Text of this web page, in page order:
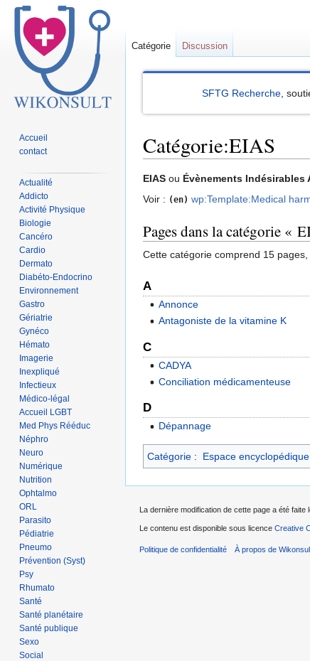
SFTG Recherche ,
Catégorie:EIAS
Sauter
à
navigation
Sauter
à
recherche
EIAS ou Évènements Indésirables
Voir : (en) wp:Template:Medical
Pages dans la catégorie «
Cette catégorie comprend 15
A
Annonce
Antagoniste de la vitamine K
C
CADYA
Conciliation médicamenteuse
D
Dépannage
Catégorie : Espace encyclopédique
Catégorie Discussion
Accueil
contact
Actualité
Addicto
Activité Physique
Biologie
Cancéro
Cardio
Dermato
Diabéto-Endocrino
Environnement
Gastro
Gériatrie
Gynéco
Hémato
Imagerie
Inexpliqué
Infectieux
Médico-légal
Accueil LGBT
Med Phys Rééduc
Néphro
Neuro
Numérique
Nutrition
Ophtalmo
ORL
Parasito
Pédiatrie
Pneumo
Prévention (Syst)
Psy
Rhumato
Santé
Santé planétaire
Santé publique
Sexo
Social
La dernière modification de cette page a été faite
Le contenu est disponible sous licence Creative
Politique de confidentialité À propos de